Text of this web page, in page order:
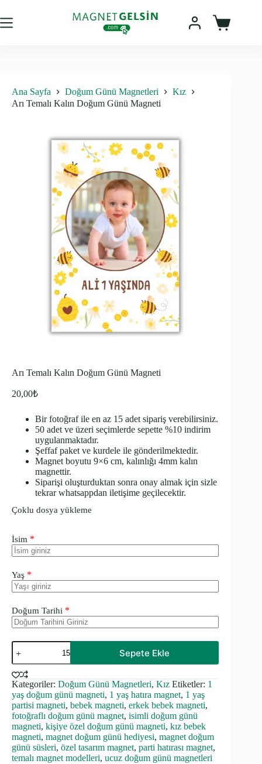
content
Sepet
Ana Sayfa Doğum Günü Magnetleri
Kız
Arı Temalı Kalın Doğum Günü Magneti
Arı Temalı Kalın Doğum Günü Magneti
20,00₺
Bir fotoğraf ile en az 15 adet sipariş verebilirsiniz.
50 adet ve üzeri seçimlerde sepette %10 indirim
uygulanmaktadır.
Şeffaf paket ve kurdele ile gönderilmektedir.
Magnet boyutu 9×6 cm, kalınlığı 4mm kalın
magnettir.
Siparişi oluşturduktan sonra onay almak için sizle
tekrar whatsappdan iletişime geçilecektir.
Çoklu dosya yükleme
İsim *
Yaş *
Doğum Tarihi *
Arı
Temalı
Kalın
Doğum
Günü
Magneti
adet
Sepete Ekle
Kategoriler: Doğum Günü Magnetleri, Kız Etiketler: 1
yaş doğum günü magneti, 1 yaş hatıra magnet, 1 yaş
partisi magneti, bebek magneti, erkek bebek magneti,
fotoğraflı doğum günü magnet, isimli doğum günü
magneti, kişiye özel doğum günü magneti, kız bebek
magneti, magnet doğum günü hediyesi, magnet doğum
günü süsleri, özel tasarım magnet, parti hatırası magnet,
temalı magnet modelleri, ucuz doğum günü magnetleri